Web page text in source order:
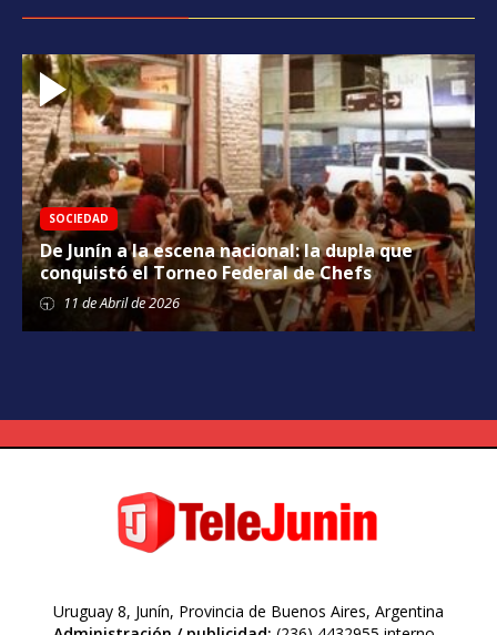
SOCIEDAD
De Junín a la escena nacional: la dupla que
conquistó el Torneo Federal de Chefs
11 deAbrilde 2026
Uruguay 8, Junín, Provincia de Buenos Aires, Argentina